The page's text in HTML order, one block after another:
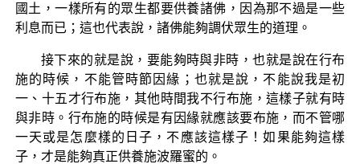
國土，一樣所有的眾生都要供養諸佛，因為那不過是一些
利息而已；這也代表說，諸佛能夠調伏眾生的道理。
接下來的就是說，要能夠時與非時，也就是說在行布
施的時候，不能管時節因緣；也就是說，不能說我是初
一、十五才行布施，其他時間我不行布施，這樣子就有時
與非時。行布施的時候是有因緣就應該要布施，而不管哪
一天或是怎麼樣的日子，不應該這樣子！如果能夠這樣
子，才是能夠真正供養施波羅蜜的。